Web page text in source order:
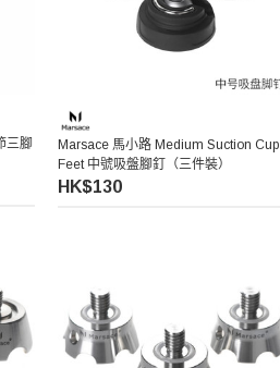
三腳
Marsace 馬小路 Medium Suction Cup
Feet 中號吸盤腳釘（三件裝）
HK$130